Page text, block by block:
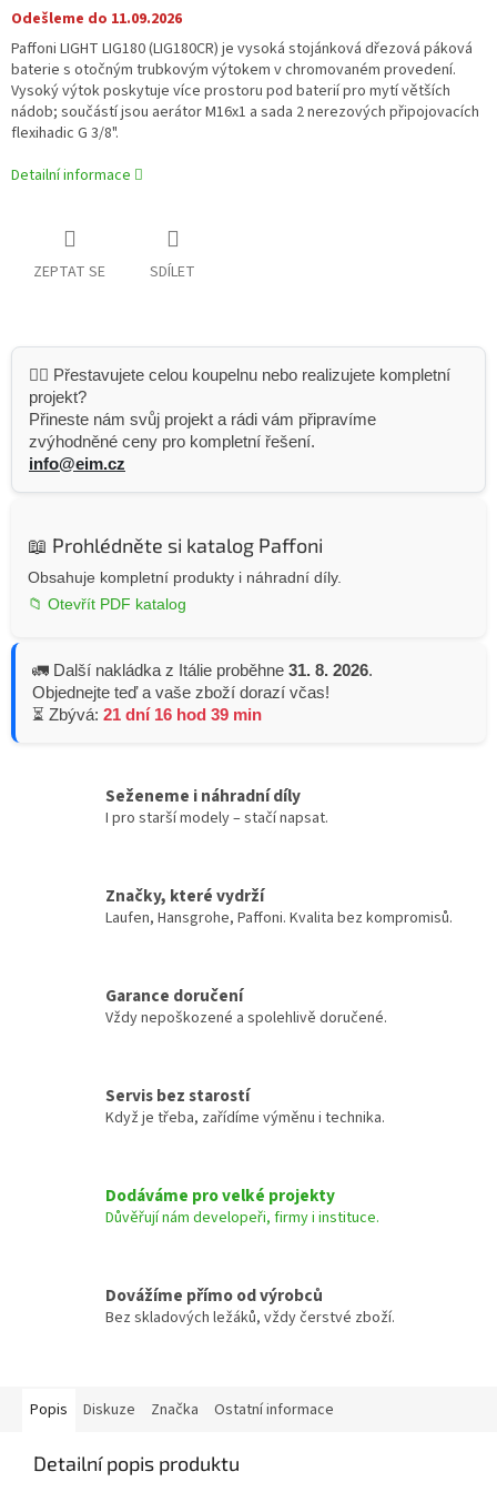
Odešleme do 11.09.2026
Paffoni LIGHT LIG180 (LIG180CR) je vysoká stojánková dřezová páková
baterie s otočným trubkovým výtokem v chromovaném provedení.
Vysoký výtok poskytuje více prostoru pod baterií pro mytí větších
nádob; součástí jsou aerátor M16x1 a sada 2 nerezových připojovacích
flexihadic G 3/8".
Detailní informace
ZEPTAT SE SDÍLET
👷‍♂️ Přestavujete celou koupelnu nebo realizujete kompletní
projekt?
Přineste nám svůj projekt a rádi vám připravíme
zvýhodněné ceny pro kompletní řešení.
info@eim.cz
📖 Prohlédněte si katalog Paffoni
Obsahuje kompletní produkty i náhradní díly.
📁 Otevřít PDF katalog
🚛 Další nakládka z Itálie proběhne 31. 8. 2026.
Objednejte teď a vaše zboží dorazí včas!
⏳ Zbývá: 21 dní 16 hod 39 min
Seženeme i náhradní díly
I pro starší modely – stačí napsat.
Značky, které vydrží
Laufen, Hansgrohe, Paffoni. Kvalita bez kompromisů.
Garance doručení
Vždy nepoškozené a spolehlivě doručené.
Servis bez starostí
Když je třeba, zařídíme výměnu i technika.
Dodáváme pro velké projekty
Důvěřují nám developeři, firmy i instituce.
Dovážíme přímo od výrobců
Bez skladových ležáků, vždy čerstvé zboží.
Popis Diskuze Značka Ostatní informace
Detailní popis produktu